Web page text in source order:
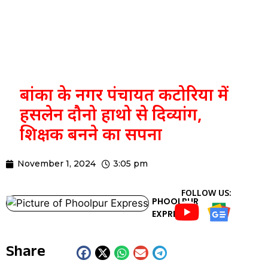
बांका के नगर पंचायत कटोरिया में
हसलेन दौनो हाथो से दिव्यांग,
शिक्षक बनने का सपना
November 1, 2024 3:05 pm
PHOOLPUR
EXPRESS
FOLLOW US:
Share